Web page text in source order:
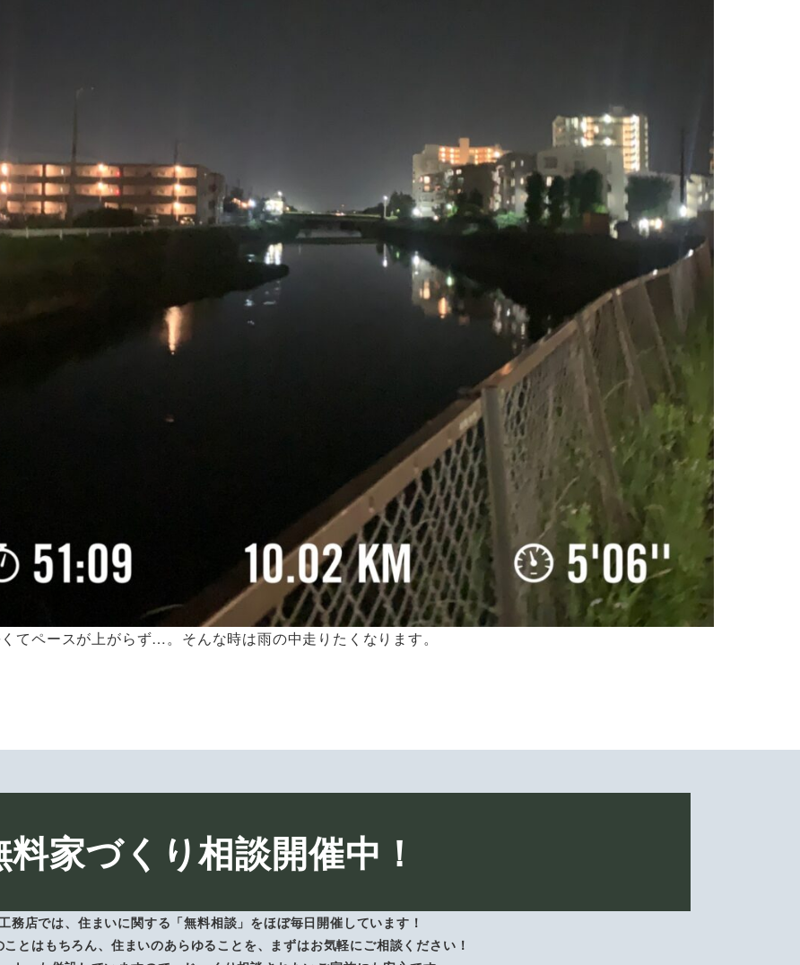
てペースが上がらず…。そんな時は雨の中走りたくなります。
料家づくり相談開催中！
務店では、住まいに関する「無料相談」をほぼ毎日開催しています！
とはもちろん、住まいのあらゆることを、まずはお気軽にご相談ください！